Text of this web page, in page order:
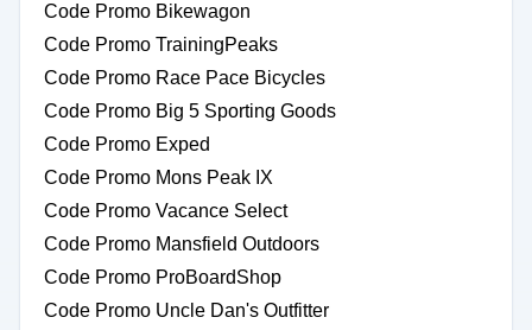
Code Promo Bikewagon
Code Promo TrainingPeaks
Code Promo Race Pace Bicycles
Code Promo Big 5 Sporting Goods
Code Promo Exped
Code Promo Mons Peak IX
Code Promo Vacance Select
Code Promo Mansfield Outdoors
Code Promo ProBoardShop
Code Promo Uncle Dan's Outfitter